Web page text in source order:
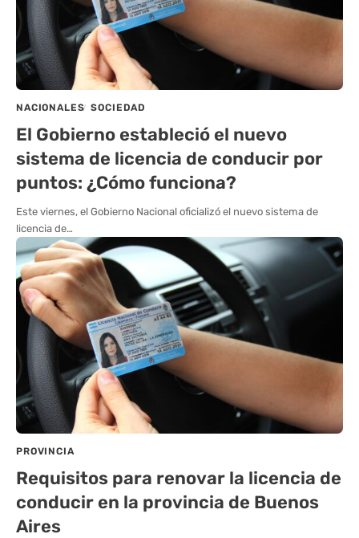
NACIONALES SOCIEDAD
El Gobierno estableció el nuevo
sistema de licencia de conducir por
puntos: ¿Cómo funciona?
Este viernes, el Gobierno Nacional oficializó el nuevo sistema de
licencia de…
PROVINCIA
Requisitos para renovar la licencia de
conducir en la provincia de Buenos
Aires